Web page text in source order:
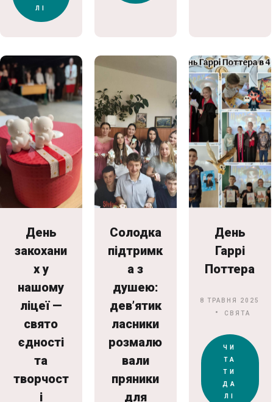
ЛІ
День
закохани
х у
нашому
ліцеї —
свято
єдності
та
творчост
і
Солодка
підтримк
а з
душею:
дев’ятик
ласники
розмалю
вали
пряники
для
День
Гаррі
Поттера
8 ТРАВНЯ 2025
СВЯТА
ЧИ
ТА
ТИ
ДА
ЛІ